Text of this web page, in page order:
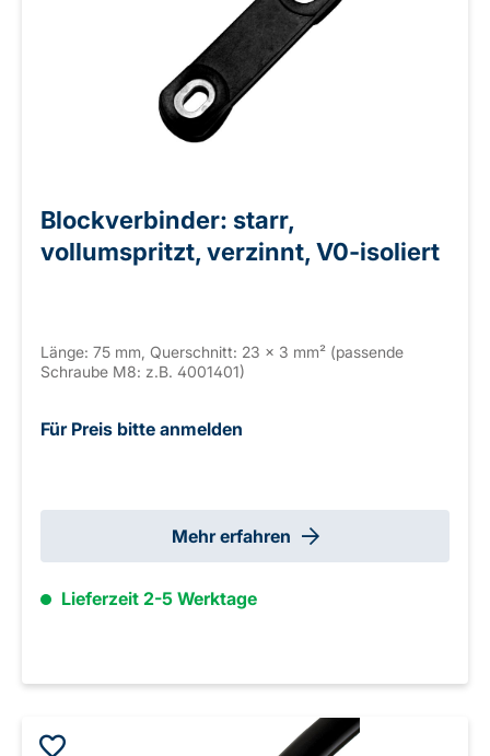
Blockverbinder: starr,
vollumspritzt, verzinnt, V0-isoliert
Länge: 75 mm, Querschnitt: 23 × 3 mm² (passende
Schraube M8: z.B. 4001401)
Für Preis bitte anmelden
Mehr erfahren
Lieferzeit 2-5 Werktage